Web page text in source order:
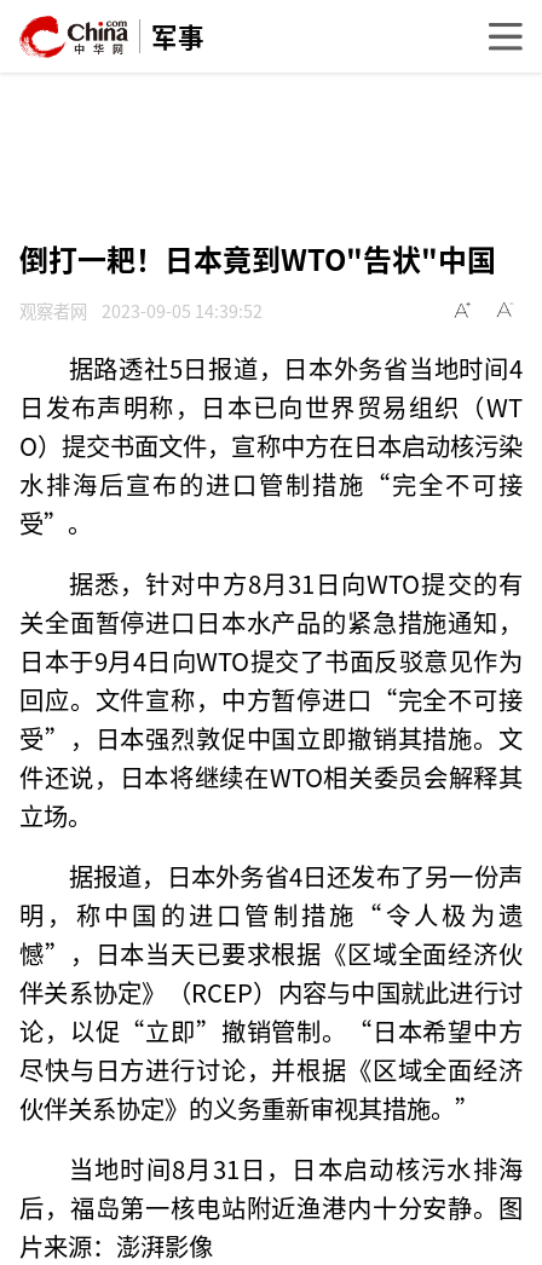
军事
倒打一耙！日本竟到WTO"告状"中国
观察者网 2023-09-05 14:39:52
据路透社5日报道，日本外务省当地时间4
日发布声明称，日本已向世界贸易组织（WT
O）提交书面文件，宣称中方在日本启动核污染
水排海后宣布的进口管制措施“完全不可接
受”。
据悉，针对中方8月31日向WTO提交的有
关全面暂停进口日本水产品的紧急措施通知，
日本于9月4日向WTO提交了书面反驳意见作为
回应。文件宣称，中方暂停进口“完全不可接
受”，日本强烈敦促中国立即撤销其措施。文
件还说，日本将继续在WTO相关委员会解释其
立场。
据报道，日本外务省4日还发布了另一份声
明，称中国的进口管制措施“令人极为遗
憾”，日本当天已要求根据《区域全面经济伙
伴关系协定》（RCEP）内容与中国就此进行讨
论，以促“立即”撤销管制。“日本希望中方
尽快与日方进行讨论，并根据《区域全面经济
伙伴关系协定》的义务重新审视其措施。”
当地时间8月31日，日本启动核污水排海
后，福岛第一核电站附近渔港内十分安静。图
片来源：澎湃影像